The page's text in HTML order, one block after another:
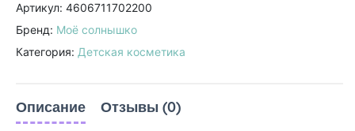
Артикул: 4606711702200
Бренд: Моё солнышко
Категория: Детская косметика
Описание Отзывы (0)